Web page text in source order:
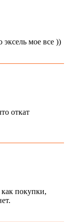
мое все ))
откат
покупки,